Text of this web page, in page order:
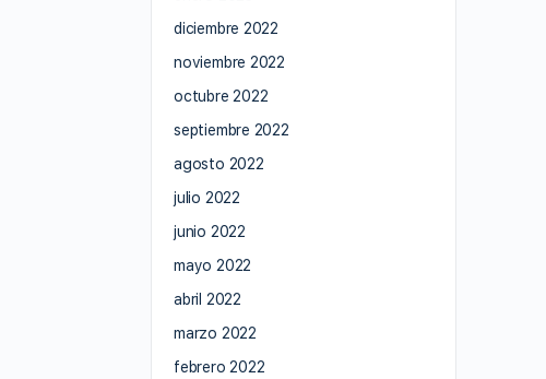
diciembre 2022
noviembre 2022
octubre 2022
septiembre 2022
agosto 2022
julio 2022
junio 2022
mayo 2022
abril 2022
marzo 2022
febrero 2022